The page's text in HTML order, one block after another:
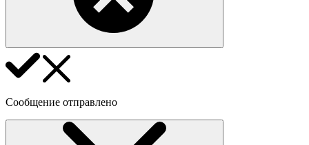
Сообщение отправлено